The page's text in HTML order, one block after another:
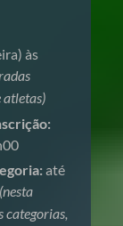
às
atletas)
até
(nesta
categorias,